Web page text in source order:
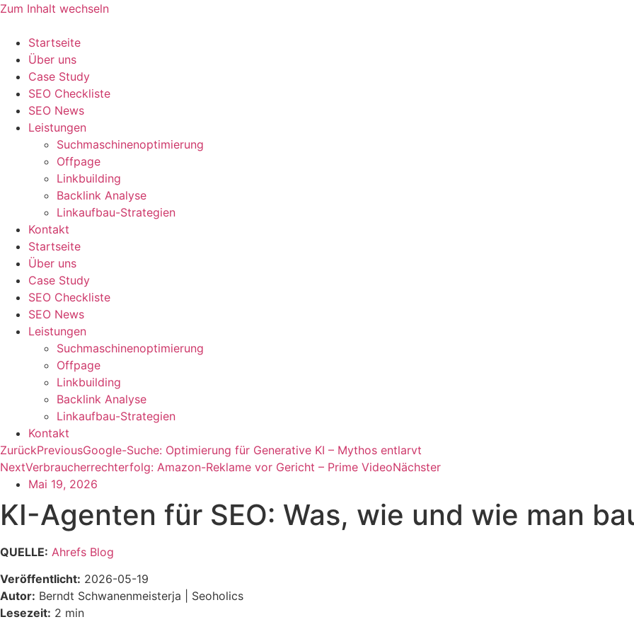
Zum Inhalt wechseln
Startseite
Über uns
Case Study
SEO Checkliste
SEO News
Leistungen
Suchmaschinenoptimierung
Offpage
Linkbuilding
Backlink Analyse
Linkaufbau-Strategien
Kontakt
Startseite
Über uns
Case Study
SEO Checkliste
SEO News
Leistungen
Suchmaschinenoptimierung
Offpage
Linkbuilding
Backlink Analyse
Linkaufbau-Strategien
Kontakt
ZurückPreviousGoogle-Suche: Optimierung für Generative KI – Mythos entlarvt
NextVerbraucherrechterfolg: Amazon-Reklame vor Gericht – Prime VideoNächster
Mai 19, 2026
KI-Agenten für SEO: Was, wie und wie man
QUELLE: Ahrefs Blog
Veröffentlicht: 2026-05-19
Autor: Berndt Schwanenmeisterja | Seoholics
Lesezeit: 2 min